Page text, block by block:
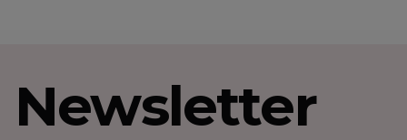
Newsletter